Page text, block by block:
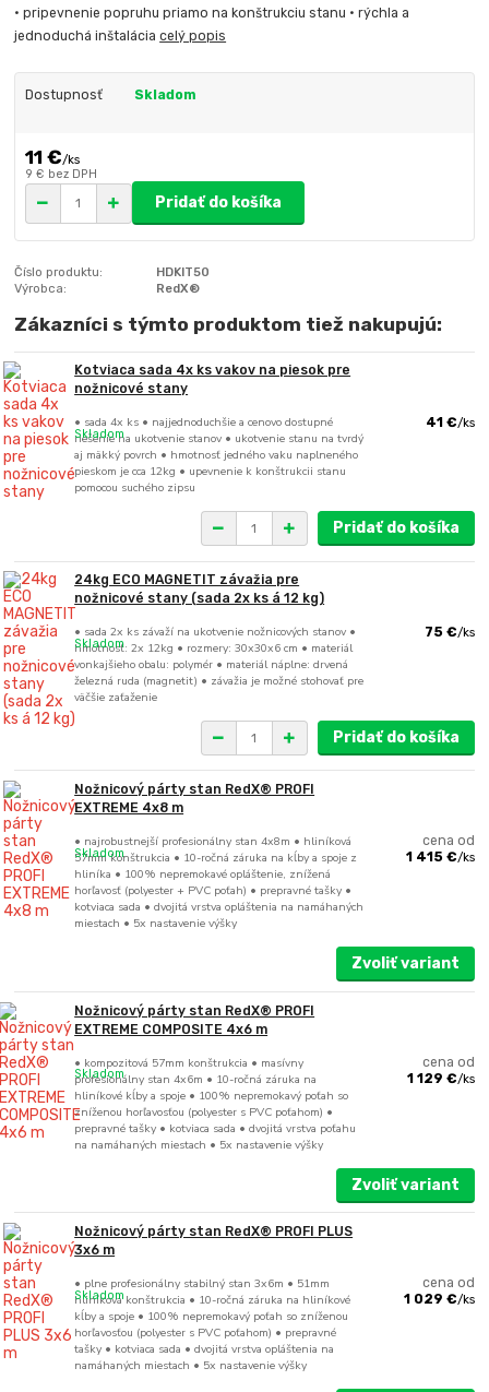
• pripevnenie popruhu priamo na konštrukciu stanu • rýchla a
jednoduchá inštaláciacelý popis
Dostupnosť Skladom
11 €/ks
9 € bez DPH
Pridať do košíka
Číslo produktu:
HDKIT50
Výrobca:
RedX®
Zákazníci s týmto produktom tiež nakupujú:
Kotviaca sada 4x ks vakov na piesok pre
nožnicové stany
• sada 4x ks • najjednoduchšie a cenovo dostupné
riešenie na ukotvenie stanov • ukotvenie stanu na tvrdý
aj mäkký povrch • hmotnosť jedného vaku naplneného
pieskom je cca 12kg • upevnenie k konštrukcii stanu
pomocou suchého zipsu
41 €/ks
Skladom
Pridať do košíka
24kg ECO MAGNETIT závažia pre
nožnicové stany (sada 2x ks á 12 kg)
• sada 2x ks závaží na ukotvenie nožnicových stanov •
hmotnosť: 2x 12kg • rozmery: 30x30x6 cm • materiál
vonkajšieho obalu: polymér • materiál náplne: drvená
železná ruda (magnetit) • závažia je možné stohovať pre
väčšie zaťaženie
75 €/ks
Skladom
Pridať do košíka
Nožnicový párty stan RedX® PROFI
EXTREME 4x8 m
• najrobustnejší profesionálny stan 4x8m • hliníková
57mm konštrukcia • 10-ročná záruka na kĺby a spoje z
hliníka • 100% nepremokavé opláštenie, znížená
horľavosť (polyester + PVC poťah) • prepravné tašky •
kotviaca sada • dvojitá vrstva opláštenia na namáhaných
miestach • 5x nastavenie výšky
cena od
1 415 €/ks
Skladom
Zvoliť variant
Nožnicový párty stan RedX® PROFI
EXTREME COMPOSITE 4x6 m
• kompozitová 57mm konštrukcia • masívny
profesionálny stan 4x6m • 10-ročná záruka na
hliníkové kĺby a spoje • 100% nepremokavý poťah so
zníženou horľavosťou (polyester s PVC poťahom) •
prepravné tašky • kotviaca sada • dvojitá vrstva poťahu
na namáhaných miestach • 5x nastavenie výšky
cena od
1 129 €/ks
Skladom
Zvoliť variant
Nožnicový párty stan RedX® PROFI PLUS
3x6 m
• plne profesionálny stabilný stan 3x6m • 51mm
hliníková konštrukcia • 10-ročná záruka na hliníkové
kĺby a spoje • 100% nepremokavý poťah so zníženou
horľavosťou (polyester s PVC poťahom) • prepravné
tašky • kotviaca sada • dvojitá vrstva opláštenia na
namáhaných miestach • 5x nastavenie výšky
cena od
1 029 €/ks
Skladom